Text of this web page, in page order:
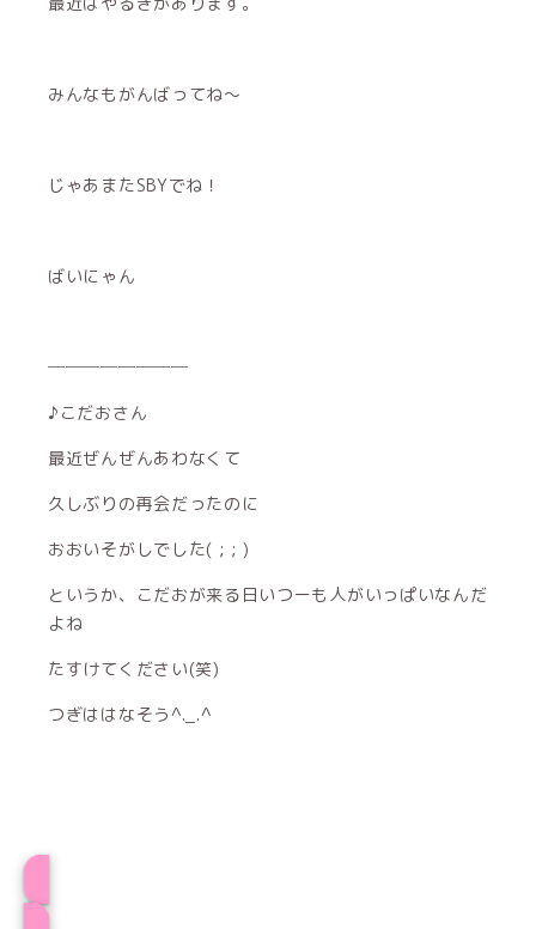
みんなもがんばってね〜
じゃあまたSBYでね！
ばいにゃん
────────
♪こだおさん
最近ぜんぜんあわなくて
久しぶりの再会だったのに
おおいそがしでした( ; ; )
というか、こだおが来る日いつーも人がいっぱいなんだ
よね
たすけてください(笑)
つぎははなそう^._.^